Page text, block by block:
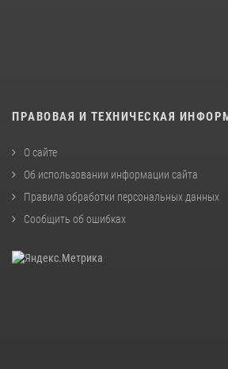
ПРАВОВАЯ И ТЕХНИЧЕСКАЯ
О сайте
Об использовании информации сайта
Правила обработки персональных данных
Сообщить об ошибках